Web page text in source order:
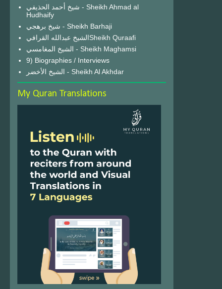
شيخ أحمد الحذيفي - Sheikh Ahmad al
Hudhaify
شيخ برهجي - Sheikh Barhaji
الشيخ عبدالله القرافيSheikh Quraafi
الشيخ المغامسي - Sheikh Maghamsi
9) Biographies / Interviews
الشيخ الأخضر - Sheikh Al Akhdar
My Quran Translations